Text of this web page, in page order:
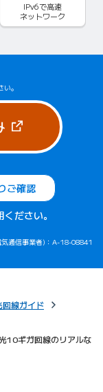
IPv6で高速
ネットワーク
。
（新しいタブ
ご確認
ださい。
通信事業者)：A-18-08841
回線ガイド
10ギガ回線のリアルな